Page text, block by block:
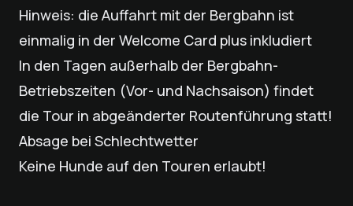
Hinweis: die Auffahrt mit der Bergbahn ist
einmalig in der Welcome Card plus inkludiert
In den Tagen außerhalb der Bergbahn-
Betriebszeiten (Vor- und Nachsaison) findet
die Tour in abgeänderter Routenführung statt!
Absage bei Schlechtwetter
Keine Hunde auf den Touren erlaubt!